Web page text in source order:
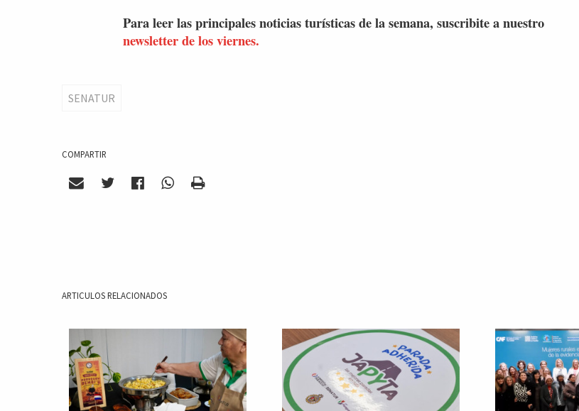
Para leer las principales noticias turísticas de la semana, suscribite a nuestro
newsletter de los viernes.
SENATUR
COMPARTIR
ARTICULOS RELACIONADOS